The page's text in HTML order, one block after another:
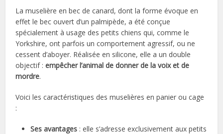
La muselière en bec de canard, dont la forme évoque en
effet le bec ouvert d’un palmipède, a été conçue
spécialement à usage des petits chiens qui, comme le
Yorkshire, ont parfois un comportement agressif, ou ne
cessent d’aboyer. Réalisée en silicone, elle a un double
objectif :empêcher l’animal de donner de la voix et de
mordre.
Voici les caractéristiques des muselières en panier ou cage
:
Ses avantages : elle s’adresse exclusivement aux petits